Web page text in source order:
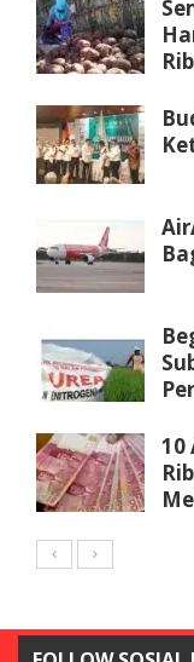
10